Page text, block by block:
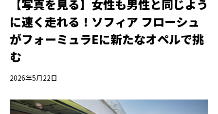
【写真を見る】女性も男性と同じよう
に速く走れる！ソフィア フローシュ
がフォーミュラEに新たなオペルで挑
む
2026年5月22日